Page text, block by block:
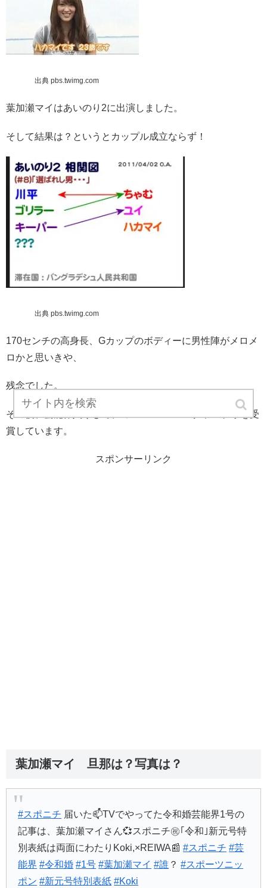
出典 pbs.twimg.com
葉加瀬マイはあいのり2に出演しました。
そして結果は？というとカップル成立ならず！
出典 pbs.twimg.com
170センチの高身長、Gカップのボディーに男性陣がメロメ
ロかと思いきや、
残念でした。
その後、芸能界入りして、ミスFLASH2012グランプリを受
賞しています。
スポンサーリンク
葉加瀬マイ 旦那は？写真は？
#スポニチ 届いた📫TVでやってた令和婚芸能界1号の
記事は、葉加瀬マイさん💞スポニチ㊗️｢令和｣新元号特
別表紙は両面にわたりKoki,×REIWA📰#スポニチ #芸
能界 #令和婚 #1号 #葉加瀬マイ #誰 ？#スポーツニッ
ポン #新元号特別表紙 #Koki